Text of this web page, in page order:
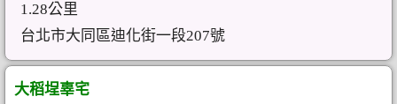
1.28公里
台北市大同區迪化街一段207號
大稻埕辜宅